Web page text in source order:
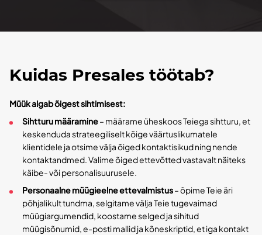
Kuidas Presales töötab?
Müük algab õigest sihtimisest:
Sihtturu määramine– määrame üheskoos Teiega sihtturu, et
keskenduda strateegiliselt kõige väärtuslikumatele
klientidele ja otsime välja õiged kontaktisikud ning nende
kontaktandmed. Valime õiged ettevõtted vastavalt näiteks
käibe- või personalisuurusele.
Personaalne müügieelne ettevalmistus– õpime Teie äri
põhjalikult tundma, selgitame välja Teie tugevaimad
müügiargumendid, koostame selged ja sihitud
müügisõnumid, e-posti mallid ja kõneskriptid, et iga kontakt